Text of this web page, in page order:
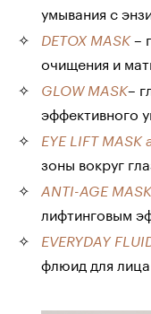
умывания с
DETOX MASK–
очищения и
GLOW MASK–
эффективного
EYE LIFT MASK
зоны вокруг
ANTI-AGE
лифтинговым
EVERYDAY
флюид для